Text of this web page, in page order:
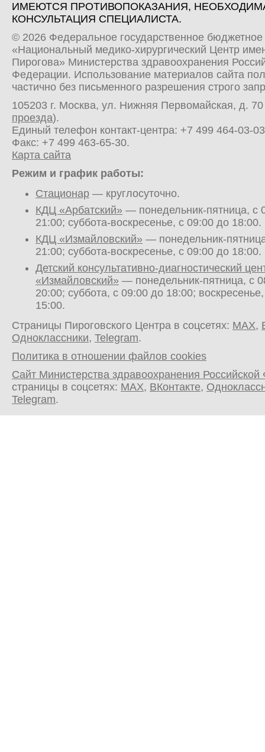
ИМЕЮТСЯ ПРОТИВОПОКАЗАНИЯ,
КОНСУЛЬТАЦИЯ СПЕЦИАЛИСТА.
© 2026 Федеральное государственное
«Национальный медико-хирургический Центр
Пирогова» Министерства здравоохранения
Федерации. Использование материалов сайта
частично без письменного разрешения строго
105203 г. Москва, ул. Нижняя Первомайская, д.
проезда).
Единый телефон контакт-центра: +7 499 464-03-03
Факс: +7 499 463-65-30.
Карта сайта
Режим и график работы:
Стационар — круглосуточно.
КДЦ «Арбатский» — понедельник-пятница, с
21:00; суббота-воскресенье, с 09:00 до 18:00.
КДЦ «Измайловский» — понедельник-
21:00; суббота-воскресенье, с 09:00 до 18:00.
Детский консультативно-диагностический
«Измайловский» — понедельник-пятница, с
20:00; суббота, с 09:00 до 18:00;
15:00.
Страницы Пироговского Центра в соцсетях: MAX,
Одноклассники, Telegram.
Политика в отношении файлов cookies
Сайт Министерства здравоохранения
страницы в соцсетях: MAX, ВКонтакте,
Telegram.